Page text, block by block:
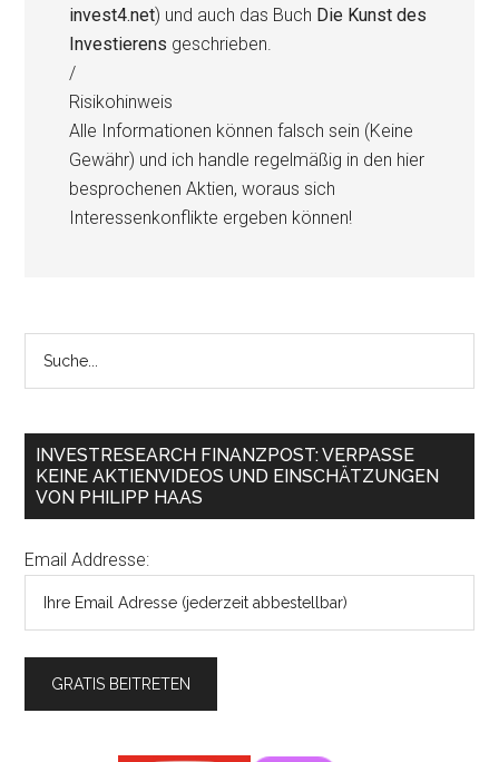
invest4.net) und auch das Buch Die Kunst des
Investierens geschrieben.
/
Risikohinweis
Alle Informationen können falsch sein (Keine
Gewähr) und ich handle regelmäßig in den hier
besprochenen Aktien, woraus sich
Interessenkonflikte ergeben können!
INVESTRESEARCH FINANZPOST: VERPASSE
KEINE AKTIENVIDEOS UND EINSCHÄTZUNGEN
VON PHILIPP HAAS
Email Addresse: